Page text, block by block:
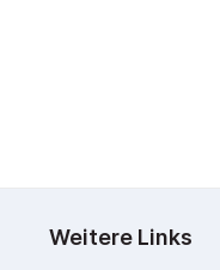
Weitere Links